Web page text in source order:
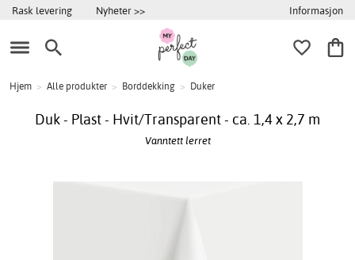
Rask levering Nyheter >> Informasjon
Hjem > Alle produkter > Borddekking > Duker
Duk - Plast - Hvit/Transparent - ca. 1,4 x 2,7 m
Vanntett lerret